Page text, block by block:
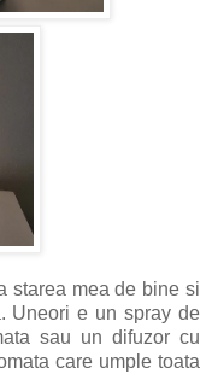
starea mea de bine si
Uneori e un spray de
sau un difuzor cu
care umple toata